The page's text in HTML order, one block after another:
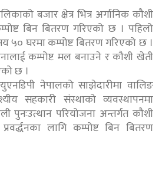
बजार क्षेत्र भित्र अर्गानिक कौशी
बिन बितरण गरिएको छ । पहिलो
५० घरमा कम्पोष्ट बितरण गरिएको छ ।
कम्पोष्ट मल बनाउने र कौशी खेती
छ ।
नेपालको साझेदारीमा वालिङ
सहकारी संस्थाको व्यवस्थापनमा
पुनःउत्थान परियोजना अन्तर्गत कौशी
लागि कम्पोष्ट बिन बितरण